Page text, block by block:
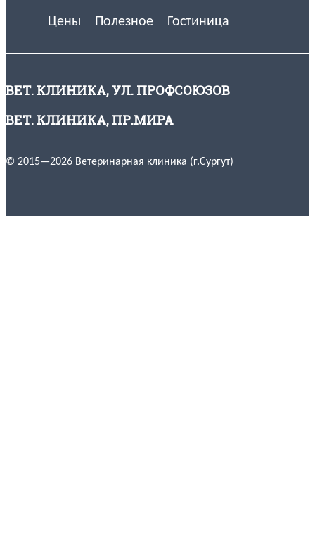
Цены Полезное Гостиница
ВЕТ. КЛИНИКА, УЛ. ПРОФСОЮЗОВ
ВЕТ. КЛИНИКА, ПР.МИРА
© 2015—2026 Ветеринарная клиника (г.Сургут)